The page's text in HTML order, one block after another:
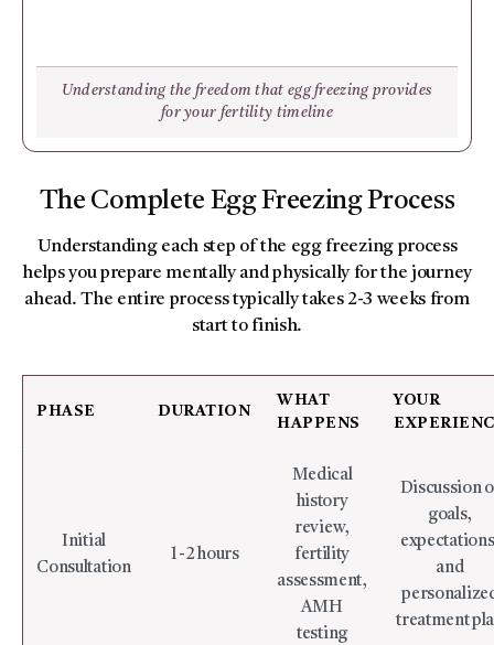
Understanding the freedom that egg freezing provides
for your fertility timeline
The Complete Egg Freezing Process
Understanding each step of the egg freezing process
helps you prepare mentally and physically for the journey
ahead. The entire process typically takes 2-3 weeks from
start to finish.
PHASE DURATION
WHAT
HAPPENS
YOUR
Initial
Consultation
1-2 hours
Medical
history
review,
fertility
assessment,
AMH
testing
Discussion
goals,
and
treatment